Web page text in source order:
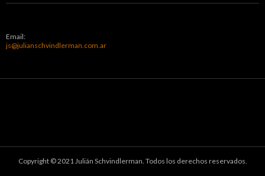
Email:
js@julianschvindlerman.com.ar
Copyright © 2021 Julián Schvindlerman. Todos los derechos reservados.